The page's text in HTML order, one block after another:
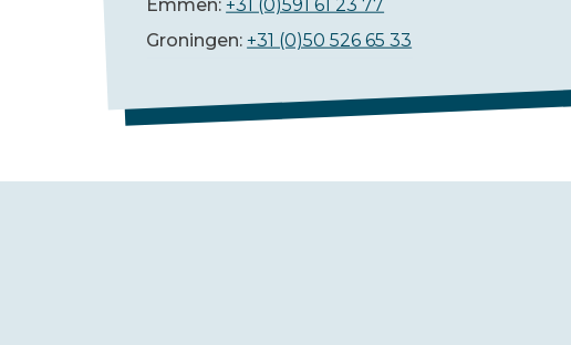
Emmen:+31 (0)591 61 23 77
Groningen:+31 (0)50 526 65 33